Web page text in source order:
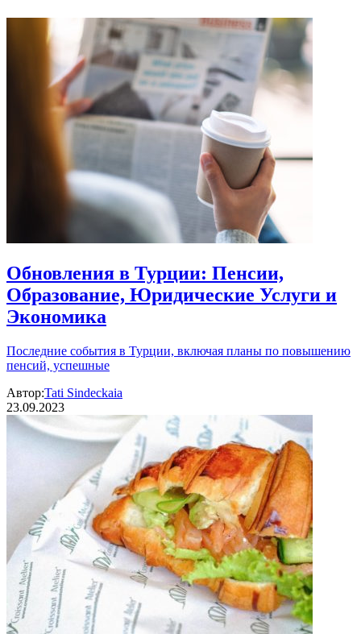
Обновления в Турции: Пенсии,
Образование, Юридические Услуги и
Экономика
Последние события в Турции, включая планы по повышению
пенсий, успешные
Автор:Tati Sindeckaia
23.09.2023